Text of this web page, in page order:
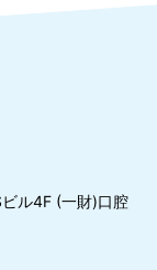
ル4F (一財)口腔